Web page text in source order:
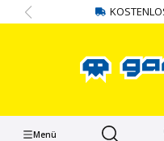
springen
Menü